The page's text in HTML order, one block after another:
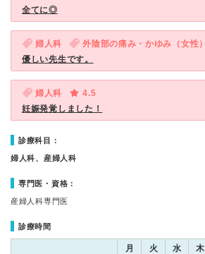
全てに◎
婦人科 外陰部の痛み・かゆみ（女性）
優しい先生です。
婦人科
4.5
妊娠発覚しました！
診療科目：
婦人科、産婦人科
専門医・資格：
産婦人科専門医
診療時間
月 火 水 木